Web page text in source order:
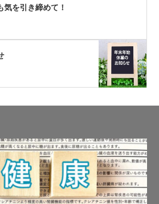
気を引き締めて！